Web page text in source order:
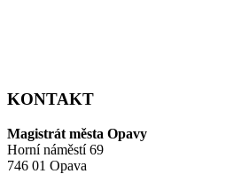
KONTAKT
Magistrát města Opavy
Horní náměstí 69
746 01 Opava